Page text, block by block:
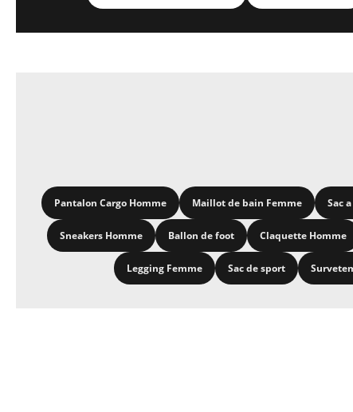
Pantalon Cargo Homme Maillot de bain Femme Sac
Sneakers Homme Ballon de foot Claquette Homme
Legging Femme Sac de sport